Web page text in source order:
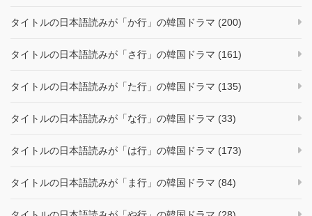
タイトルの日本語読みが「か行」の韓国ドラマ (200)
タイトルの日本語読みが「さ行」の韓国ドラマ (161)
タイトルの日本語読みが「た行」の韓国ドラマ (135)
タイトルの日本語読みが「な行」の韓国ドラマ (33)
タイトルの日本語読みが「は行」の韓国ドラマ (173)
タイトルの日本語読みが「ま行」の韓国ドラマ (84)